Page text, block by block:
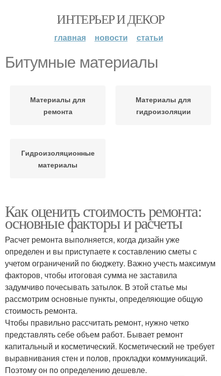
ИНТЕРЬЕР И ДЕКОР
главная новости статьи
Битумные материалы
Материалы для
ремонта
Материалы для
гидроизоляции
Гидроизоляционные
материалы
Как оценить стоимость ремонта:
основные факторы и расчеты
Расчет ремонта выполняется, когда дизайн уже
определен и вы приступаете к составлению сметы с
учетом ограничений по бюджету. Важно учесть максимум
факторов, чтобы итоговая сумма не заставила
задумчиво почесывать затылок. В этой статье мы
рассмотрим основные пункты, определяющие общую
стоимость ремонта.
Чтобы правильно рассчитать ремонт, нужно четко
представлять себе объем работ. Бывает ремонт
капитальный и косметический. Косметический не требует
выравнивания стен и полов, прокладки коммуникаций.
Поэтому он по определению дешевле.